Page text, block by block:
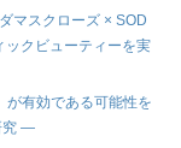
マスクローズ × SOD
クビューティーを実
が有効である可能性を
究 ―